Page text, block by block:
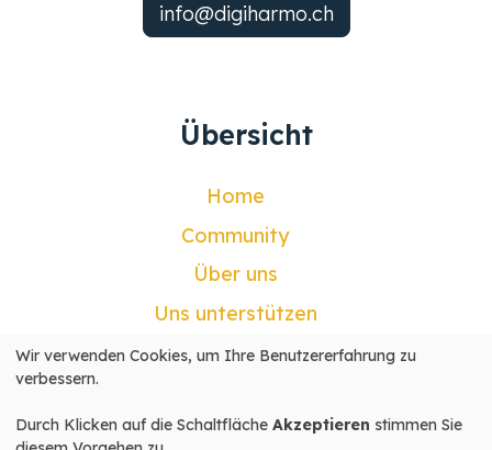
info@digiharmo.ch
Übersicht
Home
Community
Über uns
Uns unterstützen
Kontakt
Verwendung
personenbezogener
und
Wir verwenden Cookies, um Ihre Benutzererfahrung zu
verbessern.
Durch Klicken auf die Schaltfläche Akzeptieren stimmen Sie